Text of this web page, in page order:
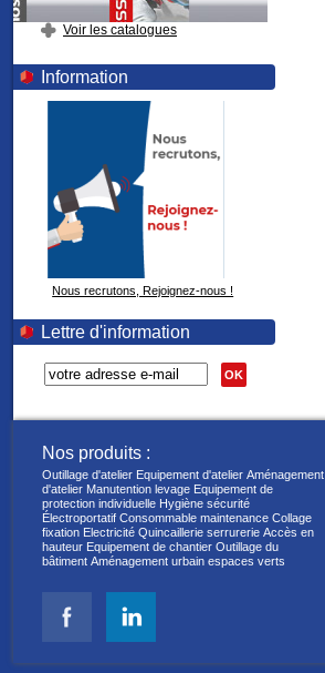
Voir les catalogues
Information
Nous recrutons, Rejoignez-nous !
Lettre d'information
OK
Nos produits :
Outillage d'atelier Equipement d'atelier Aménagement
d'atelier Manutention levage Equipement de
protection individuelle Hygiène sécurité
Électroportatif Consommable maintenance Collage
fixation Electricité Quincaillerie serrurerie Accès en
hauteur Equipement de chantier Outillage du
bâtiment Aménagement urbain espaces verts